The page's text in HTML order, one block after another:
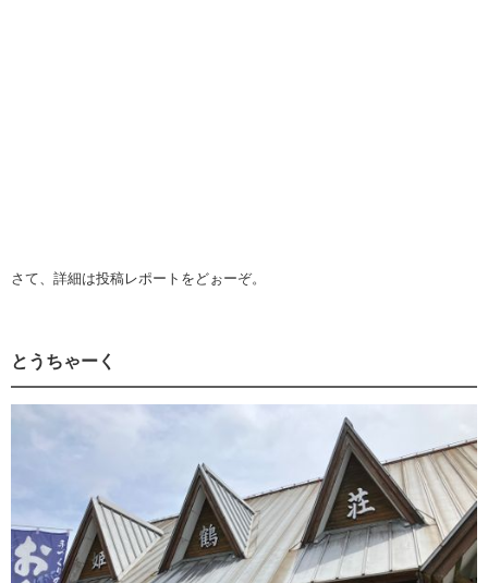
さて、詳細は投稿レポートをどぉーぞ。
とうちゃーく